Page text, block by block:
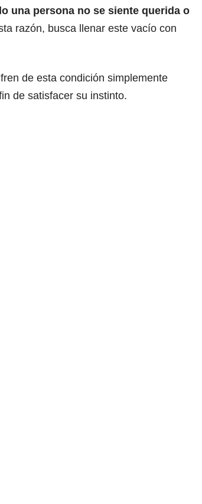
una persona no se siente querida o
razón, busca llenar este vacío con
de esta condición simplemente
de satisfacer su instinto.